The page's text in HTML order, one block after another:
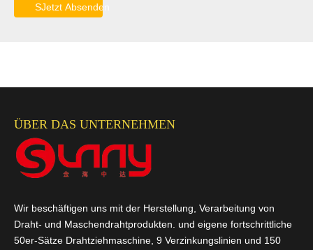
SJetzt Absenden
ÜBER DAS UNTERNEHMEN
Wir beschäftigen uns mit der Herstellung, Verarbeitung von
Draht- und Maschendrahtprodukten. und eigene fortschrittliche
50er-Sätze Drahtziehmaschine, 9 Verzinkungslinien und 150